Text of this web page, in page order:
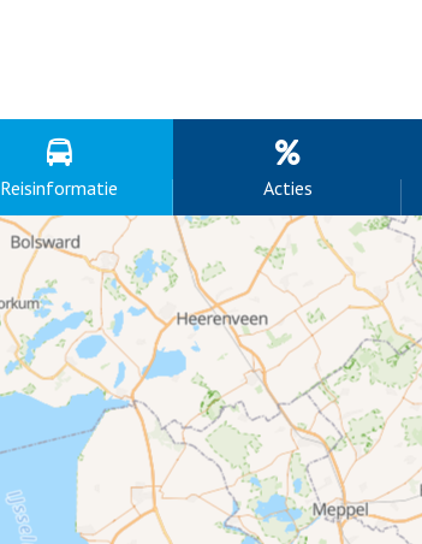
Reisinformatie Acties